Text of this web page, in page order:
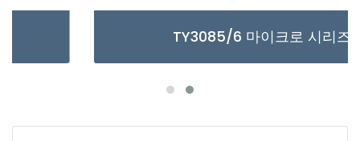
TY3085/6 마이크로 시리즈